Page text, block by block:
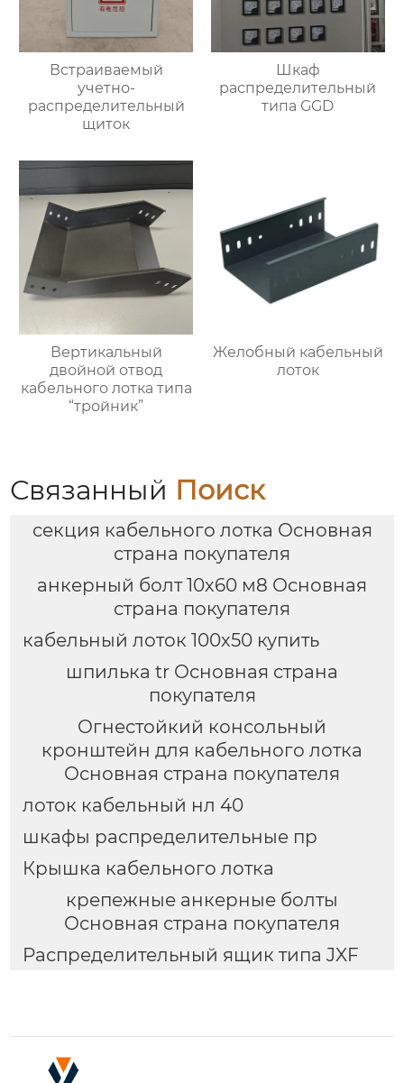
Встраиваемый
учетно-
распределительный
щиток
Шкаф
распределительный
типа GGD
Вертикальный
двойной отвод
кабельного лотка типа
“тройник”
Желобный кабельный
лоток
Связанный Поиск
секция кабельного лотка Основная
страна покупателя
анкерный болт 10х60 м8 Основная
страна покупателя
кабельный лоток 100х50 купить
шпилька tr Основная страна
покупателя
Огнестойкий консольный
кронштейн для кабельного лотка
Основная страна покупателя
лоток кабельный нл 40
шкафы распределительные пр
Крышка кабельного лотка
крепежные анкерные болты
Основная страна покупателя
Распределительный ящик типа JXF